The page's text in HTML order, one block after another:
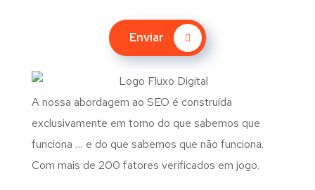
Enviar
A nossa abordagem ao SEO é construída
exclusivamente em torno do que sabemos que
funciona … e do que sabemos que não funciona.
Com mais de 200 fatores verificados em jogo.